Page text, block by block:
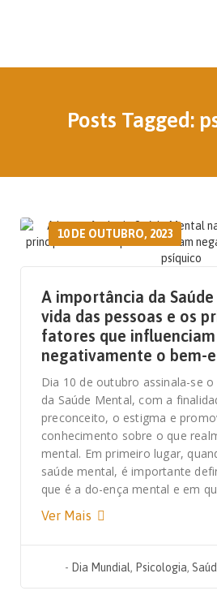
Posts Tagged:
10 DE OUTUBRO, 2023
A importância da
vida das pessoas e os
fatores que influenciam
negativamente o bem-
Dia 10 de outubro assinala-se
da Saúde Mental, com a
preconceito, o estigma e
conhecimento sobre o que
mental. Em primeiro lugar,
saúde mental, é importante
que é a do-ença mental e em
Ver Mais
- Dia Mundial, Psicologia,